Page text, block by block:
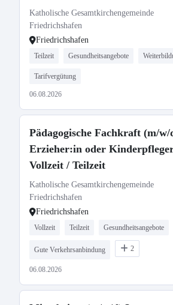
Katholische Gesamtkirchengemeinde
Friedrichshafen
Friedrichshafen
Teilzeit Gesundheitsangebote
Tarifvergütung
06.08.2026
Pädagogische Fachkraft (m/w/
Erzieher:in oder
Vollzeit / Teilzeit
Katholische Gesamtkirchengemeinde
Friedrichshafen
Friedrichshafen
Vollzeit Teilzeit Gesundheitsangebote
Gute Verkehrsanbindung 2
06.08.2026